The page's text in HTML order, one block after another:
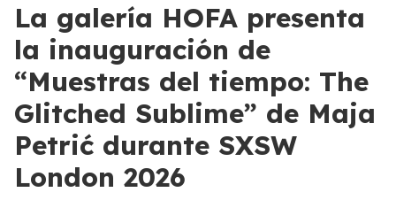
La galería HOFA presenta
la inauguración de
“Muestras del tiempo: The
Glitched Sublime” de Maja
Petrić durante SXSW
London 2026